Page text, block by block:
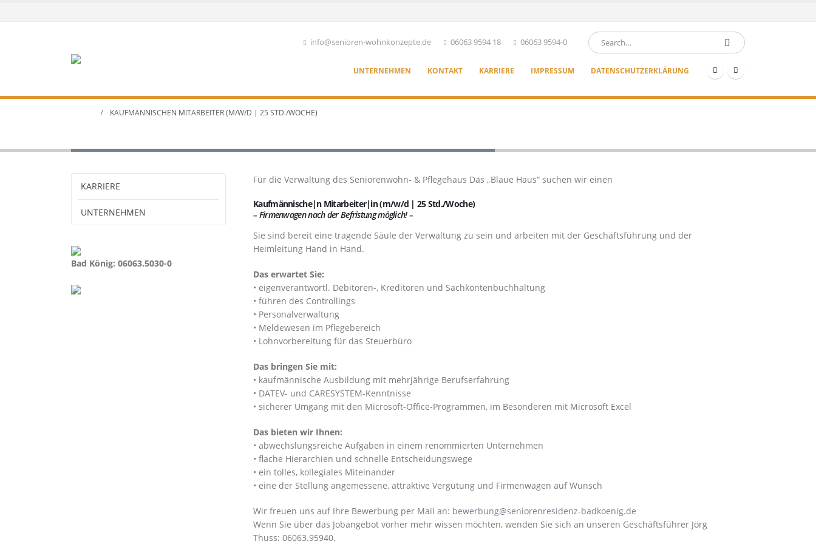
info@senioren-wohnkonzepte.de 06063 9594 18 06063 9594-0
UNTERNEHMEN KONTAKT KARRIERE IMPRESSUM DATENSCHUTZERKLÄRUNG
KAUFMÄNNISCHEN MITARBEITER (M/W/D | 25 STD./WOCHE)
Für die Verwaltung des Seniorenwohn- & Pflegehaus Das „Blaue Haus“ suchen wir einen
Kaufmännische|n Mitarbeiter|in (m/w/d | 25 Std./Woche)
– Firmenwagen nach der Befristung möglich! –
Sie sind bereit eine tragende Säule der Verwaltung zu sein und arbeiten mit der Geschäftsführung und der
Heimleitung Hand in Hand.
Das erwartet Sie:
• eigenverantwortl. Debitoren-, Kreditoren und Sachkontenbuchhaltung
• führen des Controllings
• Personalverwaltung
• Meldewesen im Pflegebereich
• Lohnvorbereitung für das Steuerbüro
Das bringen Sie mit:
• kaufmännische Ausbildung mit mehrjährige Berufserfahrung
• DATEV- und CARESYSTEM-Kenntnisse
• sicherer Umgang mit den Microsoft-Office-Programmen, im Besonderen mit Microsoft Excel
Das bieten wir Ihnen:
• abwechslungsreiche Aufgaben in einem renommierten Unternehmen
• flache Hierarchien und schnelle Entscheidungswege
• ein tolles, kollegiales Miteinander
• eine der Stellung angemessene, attraktive Vergütung und Firmenwagen auf Wunsch
Wir freuen uns auf Ihre Bewerbung per Mail an: bewerbung@seniorenresidenz-badkoenig.de
Wenn Sie über das Jobangebot vorher mehr wissen möchten, wenden Sie sich an unseren Geschäftsführer Jörg
Thuss: 06063.95940.
KARRIERE
UNTERNEHMEN
Bad König: 06063.5030-0